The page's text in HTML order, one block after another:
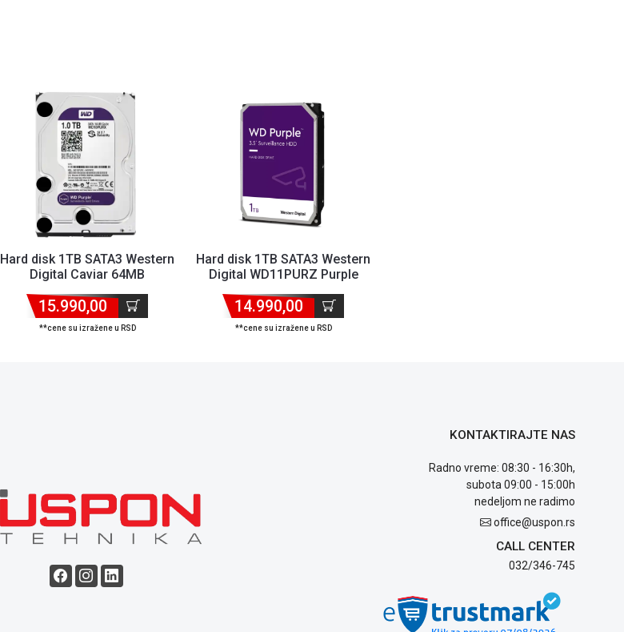
Hard disk 1TB SATA3 Western
Digital Caviar 64MB
15.990,00
**cene su izražene u RSD
Hard disk 1TB SATA3 Western
Digital WD11PURZ Purple
14.990,00
**cene su izražene u RSD
KONTAKTIRAJTE NAS
Radno vreme: 08:30 - 16:30h,
subota 09:00 - 15:00h
nedeljom ne radimo
office@uspon.rs
CALL CENTER
032/346-745